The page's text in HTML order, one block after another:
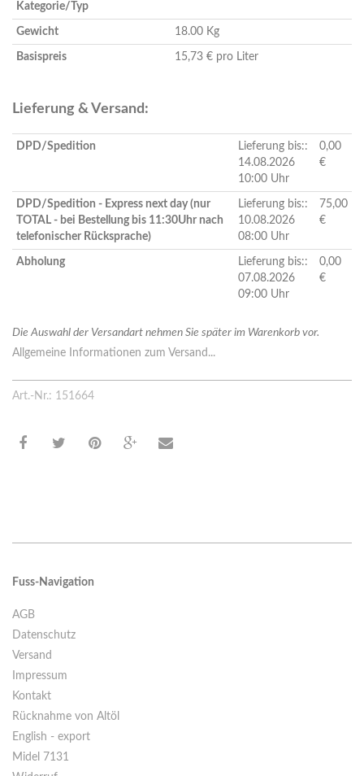
Kategorie/Typ
Gewicht 18.00 Kg
Basispreis 15,73 € pro Liter
Lieferung & Versand:
DPD/Spedition
Lieferung bis::
14.08.2026
10:00 Uhr
0,00
€
DPD/Spedition - Express next day (nur
TOTAL - bei Bestellung bis 11:30Uhr nach
telefonischer Rücksprache)
Lieferung bis::
10.08.2026
08:00 Uhr
75,00
€
Abholung
Lieferung bis::
07.08.2026
09:00 Uhr
0,00
€
Die Auswahl der Versandart nehmen Sie später im Warenkorb vor.
Allgemeine Informationen zum Versand...
Art.-Nr.: 151664
Fuss-Navigation
AGB
Datenschutz
Versand
Impressum
Kontakt
Rücknahme von Altöl
English - export
Midel 7131